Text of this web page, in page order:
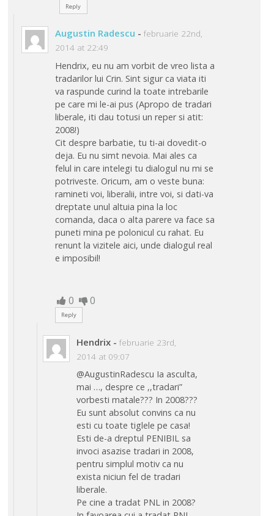
Reply
Augustin Radescu - februarie 22nd,
2014 at 22:49
Hendrix, eu nu am vorbit de vreo lista a
tradarilor lui Crin. Sint sigur ca viata iti
va raspunde curind la toate intrebarile
pe care mi le-ai pus (Apropo de tradari
liberale, iti dau totusi un reper si atit:
2008!)
Cit despre barbatie, tu ti-ai dovedit-o
deja. Eu nu simt nevoia. Mai ales ca
felul in care intelegi tu dialogul nu mi se
potriveste. Oricum, am o veste buna:
ramineti voi, liberalii, intre voi, si dati-va
dreptate unul altuia pina la loc
comanda, daca o alta parere va face sa
puneti mina pe polonicul cu rahat. Eu
renunt la vizitele aici, unde dialogul real
e imposibil!
0 0
Reply
Hendrix - februarie 23rd,
2014 at 09:07
@AugustinRadescu Ia asculta,
mai …, despre ce ,,tradari”
vorbesti matale??? In 2008???
Eu sunt absolut convins ca nu
esti cu toate tiglele pe casa!
Esti de-a dreptul PENIBIL sa
invoci asazise tradari in 2008,
pentru simplul motiv ca nu
exista niciun fel de tradari
liberale.
Pe cine a tradat PNL in 2008?